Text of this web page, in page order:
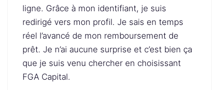
ligne. Grâce à mon identifiant, je suis
redirigé vers mon profil. Je sais en temps
réel l’avancé de mon remboursement de
prêt. Je n’ai aucune surprise et c’est bien ça
que je suis venu chercher en choisissant
FGA Capital.